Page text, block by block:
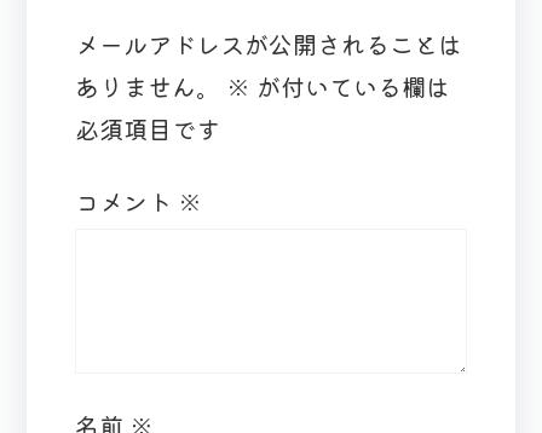
メールアドレスが公開されることは
ありません。
※ が付いている欄は
必須項目です
コメント ※
名前 ※